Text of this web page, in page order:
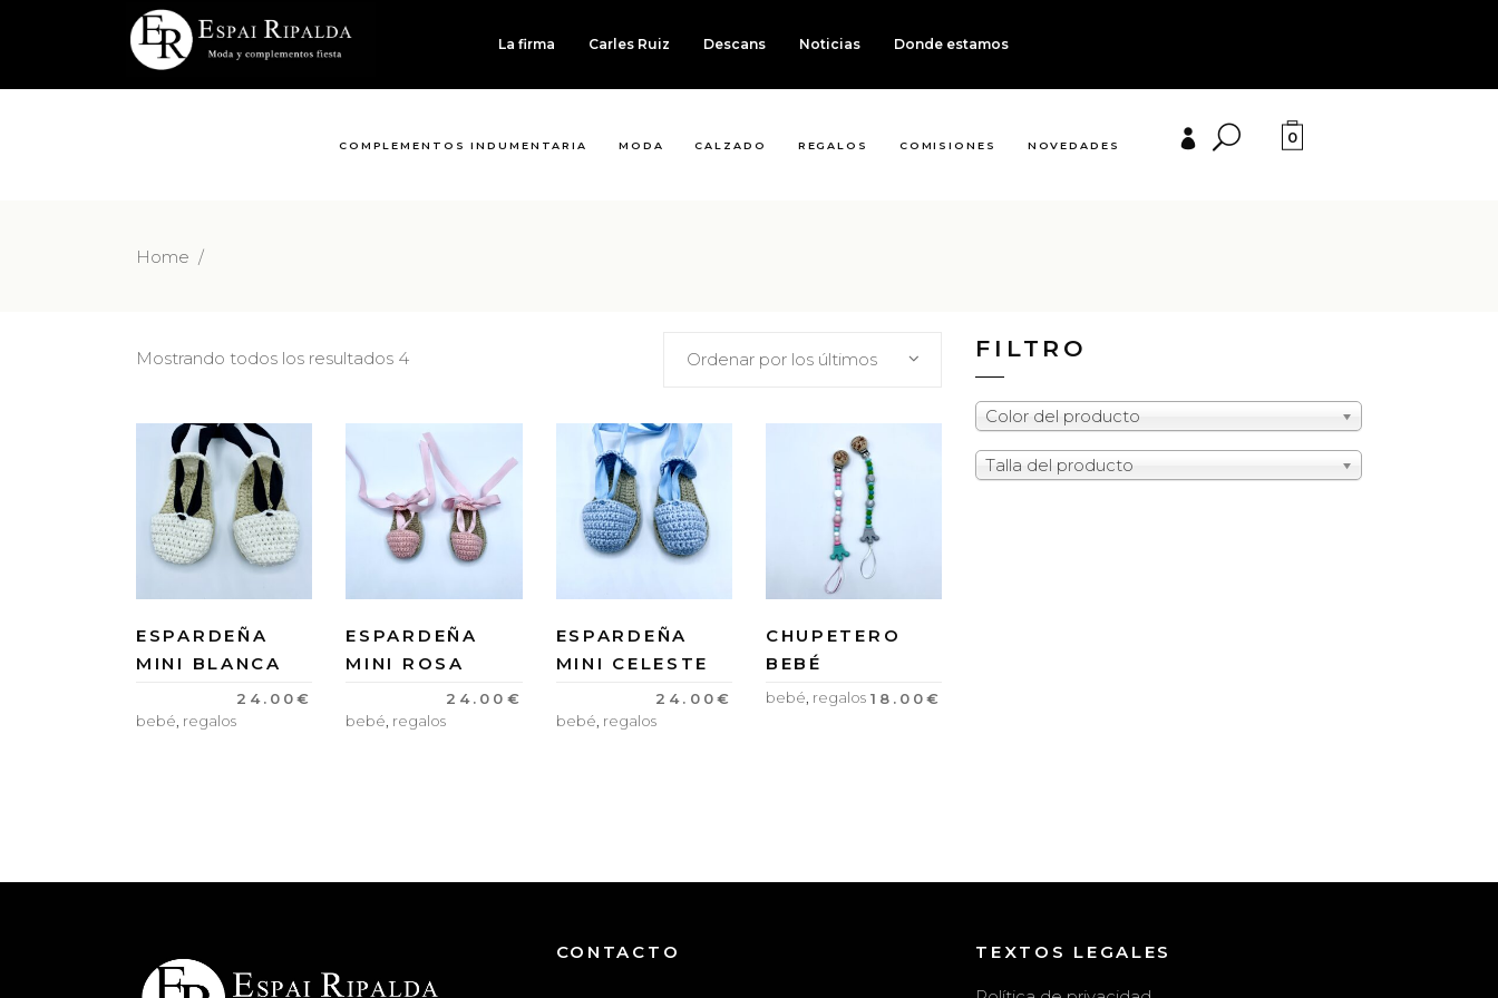
La firma Carles Ruiz Descans Noticias Donde estamos
COMPLEMENTOS INDUMENTARIA MODA CALZADO REGALOS COMISIONES NOVEDADES 0
Home /
Mostrando todos los resultados 4 Ordenar por los últimos
ESPARDEÑA
MINI BLANCA
24.00€
bebé, regalos
ESPARDEÑA
MINI ROSA
24.00 €
bebé, regalos
ESPARDEÑA
MINI CELESTE
24.00€
bebé, regalos
CHUPETERO
BEBÉ
18.00€
bebé, regalos
FILTRO
Color del producto
Talla del producto
CONTACTO TEXTOS LEGALES